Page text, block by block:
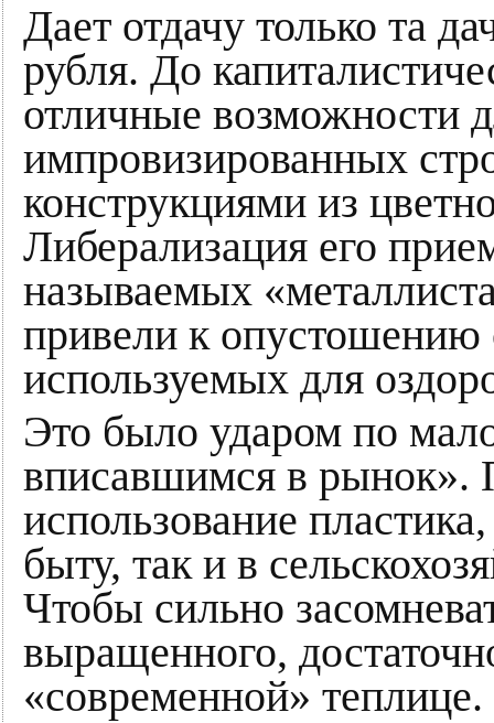
Дает отдачу только та
рубля. До
отличные возможности
импровизированных
конструкциями из
Либерализация его
называемых
привели к опустошению
используемых для
Это было ударом по
вписавшимся в рынок».
использование
быту, так и в
Чтобы сильно
выращенного,
«современной» теплице.